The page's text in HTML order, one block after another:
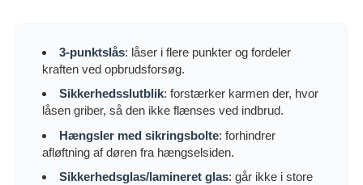
3-punktslås: låser i flere punkter og fordeler
kraften ved opbrudsforsøg.
Sikkerhedsslutblik: forstærker karmen der, hvor
låsen griber, så den ikke flænses ved indbrud.
Hængsler med sikringsbolte: forhindrer
afløftning af døren fra hængselsiden.
Sikkerhedsglas/lamineret glas: går ikke i store